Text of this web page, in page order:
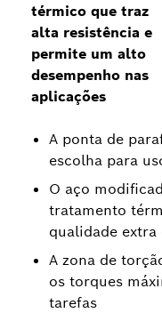
térmico que traz
alta resistência e
permite um alto
desempenho nas
aplicações
A ponta de
escolha para
O aço
tratamento
qualidade
A zona de
os torques
tarefas